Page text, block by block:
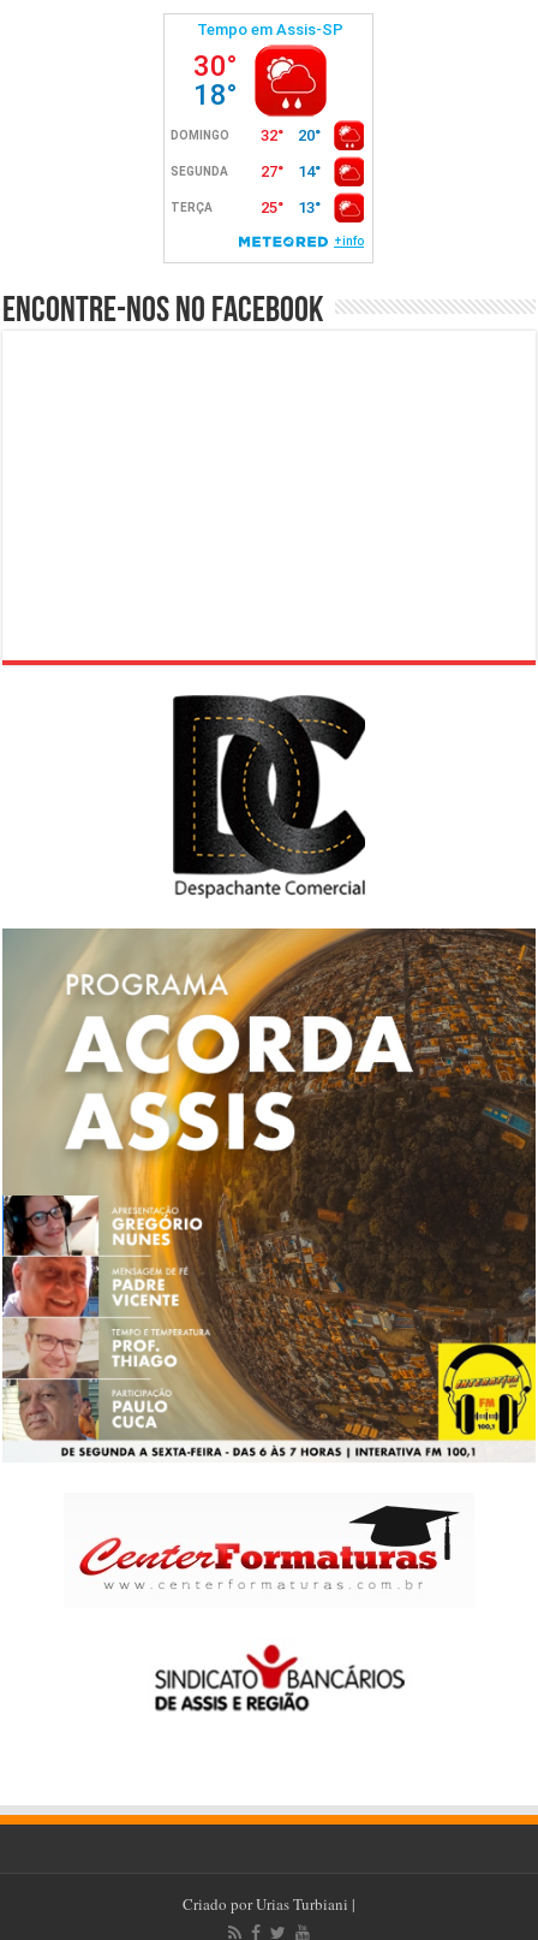
Encontre-nos no Facebook
Criado porUrias Turbiani |